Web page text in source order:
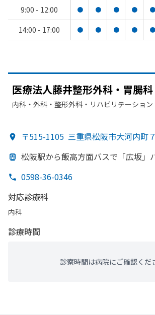
9:00 - 12:00
● ● ● ● ●
14:00 - 17:00 ● ● ● ● ●
医療法人藤井整形外科・胃腸科
内科・​外科・​整形外科・​リハビリテーショ
〒515-1105 三重県松阪市大河内町
松阪駅から飯高方面バスで 「広坂」
0598-36-0346
対応診療科
内科
診療時間
診察時間は病院にご確認くだ